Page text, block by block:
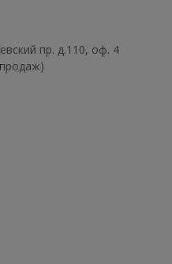
пр. д.110, оф. 4